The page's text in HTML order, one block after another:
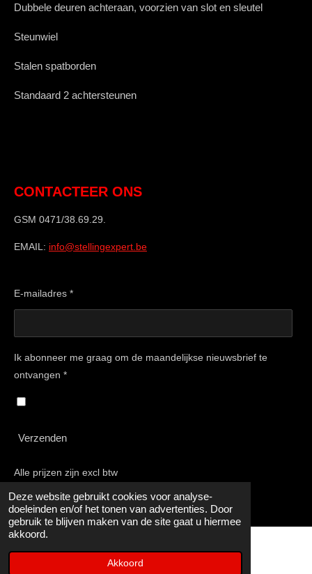
Deze website gebruikt cookies voor analyse-
doeleinden en/of het tonen van advertenties. Door
gebruik te blijven maken van de site gaat u hiermee
akkoord.
Akkoord
Dubbele deuren achteraan, voorzien van slot en sleutel
Steunwiel
Stalen spatborden
Standaard 2 achtersteunen
CONTACTEER ONS
GSM 0471/38.69.29.
EMAIL: info@stellingexpert.be
E-mailadres *
Ik abonneer me graag om de maandelijkse nieuwsbrief te
ontvangen *
Verzenden
Alle prijzen zijn excl btw